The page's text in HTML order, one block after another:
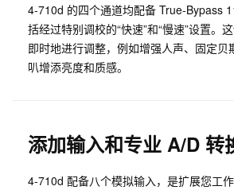
4-710d 的四个通道均配备 True-Bypass
括经过特别调校的“快速”和“慢速”设置。
即时地进行调整，例如增强人声、固定贝
叭增添亮度和质感。
添加输入和专业 A/D 转
4-710d 配备八个模拟输入，是扩展您工